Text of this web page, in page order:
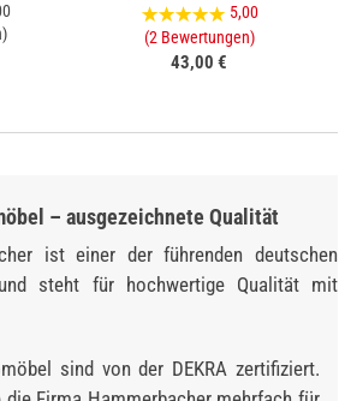
5,00
(2 Bewertungen)
43,00 €
– ausgezeichnete Qualität
ist einer der führenden deutschen
steht für hochwertige Qualität mit
sind von der DEKRA zertifiziert.